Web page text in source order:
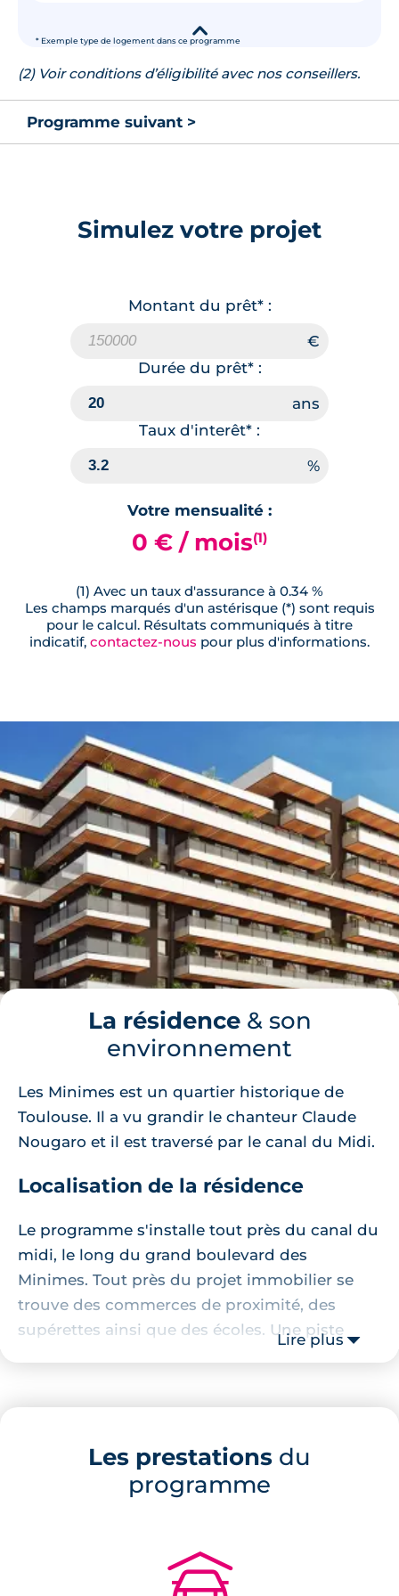
* Exemple type de logement dans ce programme
▾
(2) Voir conditions d’éligibilité avec nos conseillers.
Programme suivant >
Simulez votre projet
Montant du prêt* :
Durée du prêt* :
Taux d'interêt* :
Votre mensualité :
0 € / mois(1)
(1) Avec un taux d'assurance à 0.34 %
Les champs marqués d'un astérisque (*) sont requis
pour le calcul. Résultats communiqués à titre
indicatif, contactez-nous pour plus d'informations.
La résidence& son
environnement
Les Minimes est un quartier historique de
Toulouse. Il a vu grandir le chanteur Claude
Nougaro et il est traversé par le canal du Midi.
Localisation de la résidence
Le programme s'installe tout près du canal du
midi, le long du grand boulevard des
Minimes. Tout près du projet immobilier se
trouve des commerces de proximité, des
supérettes ainsi que des écoles. Une piste
cyclable est présente le long du boulevard
centre-ville de Toulouse en transport propres.
Claude-Nougaro" se trouve à un peu plus
d'un kilomètre.
Ce programme immobilier neuf aux Minimes
se compose de 94 appartements neufs de 1 à
Lire plus
Les prestations du
programme
🚗